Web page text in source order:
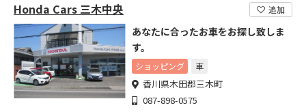
Honda Cars 三木中央 追加
あなたに合ったお車をお探し致しま
す。
ショッピング 車
香川県木田郡三木町
087-898-0575